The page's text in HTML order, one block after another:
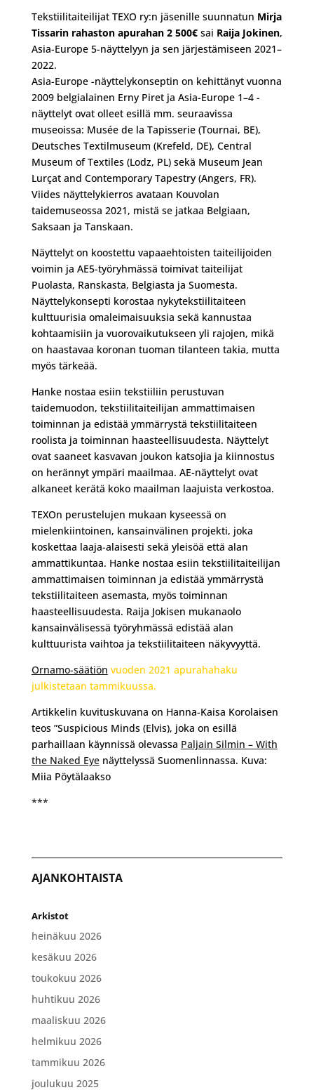
Tekstiilitaiteilijat TEXO ry:n jäsenille suunnatun Mirja
Tissarin rahaston apurahan 2 500€sai Raija Jokinen,
Asia-Europe 5-näyttelyyn ja sen järjestämiseen 2021–
2022.
Asia-Europe -näyttelykonseptin on kehittänyt vuonna
2009 belgialainen Erny Piret ja Asia-Europe 1–4 -
näyttelyt ovat olleet esillä mm. seuraavissa
museoissa: Musée de la Tapisserie (Tournai, BE),
Deutsches Textilmuseum (Krefeld, DE), Central
Museum of Textiles (Lodz, PL) sekä Museum Jean
Lurçat and Contemporary Tapestry (Angers, FR).
Viides näyttelykierros avataan Kouvolan
taidemuseossa 2021, mistä se jatkaa Belgiaan,
Saksaan ja Tanskaan.
Näyttelyt on koostettu vapaaehtoisten taiteilijoiden
voimin ja AE5-työryhmässä toimivat taiteilijat
Puolasta, Ranskasta, Belgiasta ja Suomesta.
Näyttelykonsepti korostaa nykytekstiilitaiteen
kulttuurisia omaleimaisuuksia sekä kannustaa
kohtaamisiin ja vuorovaikutukseen yli rajojen, mikä
on haastavaa koronan tuoman tilanteen takia, mutta
myös tärkeää.
Hanke nostaa esiin tekstiiliin perustuvan
taidemuodon, tekstiilitaiteilijan ammattimaisen
toiminnan ja edistää ymmärrystä tekstiilitaiteen
roolista ja toiminnan haasteellisuudesta. Näyttelyt
ovat saaneet kasvavan joukon katsojia ja kiinnostus
on herännyt ympäri maailmaa. AE-näyttelyt ovat
alkaneet kerätä koko maailman laajuista verkostoa.
TEXOn perustelujen mukaan kyseessä on
mielenkiintoinen, kansainvälinen projekti, joka
koskettaa laaja-alaisesti sekä yleisöä että alan
ammattikuntaa. Hanke nostaa esiin tekstiilitaiteilijan
ammattimaisen toiminnan ja edistää ymmärrystä
tekstiilitaiteen asemasta, myös toiminnan
haasteellisuudesta. Raija Jokisen mukanaolo
kansainvälisessä työryhmässä edistää alan
kulttuurista vaihtoa ja tekstiilitaiteen näkyvyyttä.
Ornamo-säätiön vuoden 2021 apurahahaku
julkistetaan tammikuussa.
Artikkelin kuvituskuvana on Hanna-Kaisa Korolaisen
teos ”Suspicious Minds (Elvis), joka on esillä
parhaillaan käynnissä olevassa Paljain Silmin – With
the Naked Eyenäyttelyssä Suomenlinnassa. Kuva:
Miia Pöytälaakso
***
AJANKOHTAISTA
Arkistot
heinäkuu 2026
kesäkuu 2026
toukokuu 2026
huhtikuu 2026
maaliskuu 2026
helmikuu 2026
tammikuu 2026
joulukuu 2025